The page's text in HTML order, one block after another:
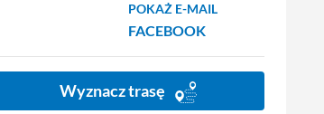
POKAŻ E-MAIL
FACEBOOK
Wyznacz trasę